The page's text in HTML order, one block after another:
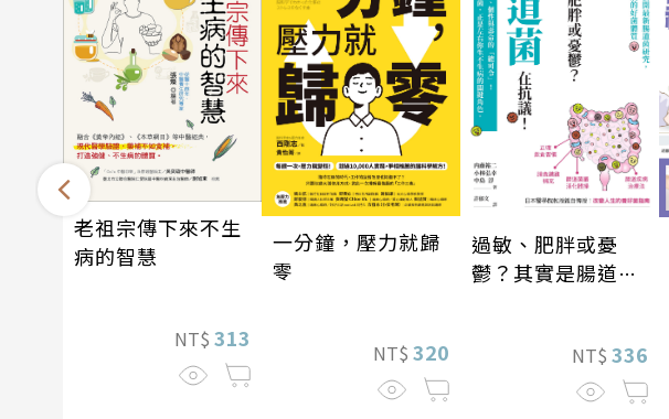
老祖宗傳下來不生
病的智慧
NT$ 313
一分鐘，壓力就歸
零
NT$ 320
過敏、肥胖或憂
鬱？其實是腸道菌
NT$ 336